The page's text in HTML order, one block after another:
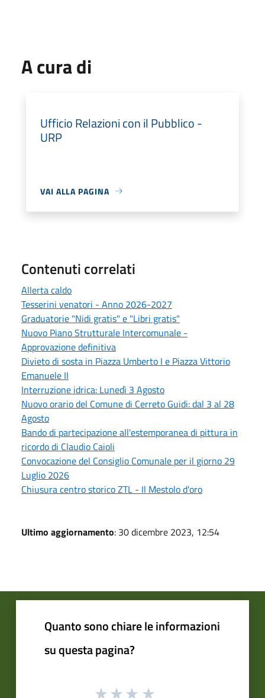
A cura di
Ufficio Relazioni con il Pubblico -
URP
VAI ALLA PAGINA
Contenuti correlati
Allerta caldo
Tesserini venatori - Anno 2026-2027
Graduatorie "Nidi gratis" e "Libri gratis"
Nuovo Piano Strutturale Intercomunale -
Approvazione definitiva
Divieto di sosta in Piazza Umberto I e Piazza Vittorio
Emanuele II
Interruzione idrica: Lunedì 3 Agosto
Nuovo orario del Comune di Cerreto Guidi: dal 3 al 28
Agosto
Bando di partecipazione all'estemporanea di pittura in
ricordo di Claudio Caioli
Convocazione del Consiglio Comunale per il giorno 29
Luglio 2026
Chiusura centro storico ZTL - Il Mestolo d'oro
Ultimo aggiornamento: 30 dicembre 2023, 12:54
Quanto sono chiare le informazioni
su questa pagina?